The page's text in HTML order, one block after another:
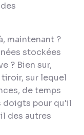
maintenant ?
stockées
? Bien sur,
tiroir, sur lequel
de temps
doigts pour qu'il
des autres